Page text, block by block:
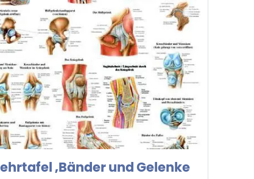
‚Bänder und Gelenke